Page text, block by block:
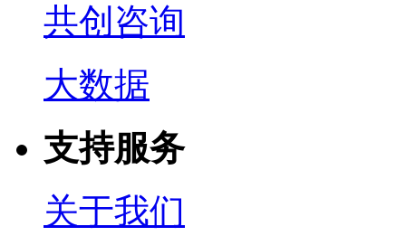
共创咨询
大数据
支持服务
关于我们